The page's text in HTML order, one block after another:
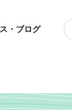
・ブログ